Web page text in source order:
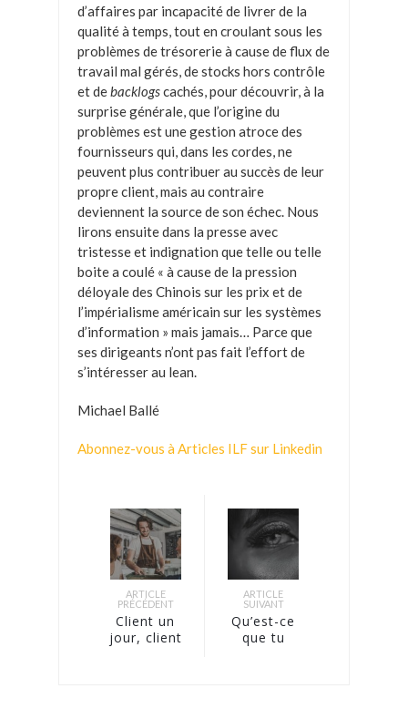
d’affaires par incapacité de livrer de la
qualité à temps, tout en croulant sous les
problèmes de trésorerie à cause de flux de
travail mal gérés, de stocks hors contrôle
et debacklogscachés, pour découvrir, à la
surprise générale, que l’origine du
problèmes est une gestion atroce des
fournisseurs qui, dans les cordes, ne
peuvent plus contribuer au succès de leur
propre client, mais au contraire
deviennent la source de son échec. Nous
lirons ensuite dans la presse avec
tristesse et indignation que telle ou telle
boite a coulé « à cause de la pression
déloyale des Chinois sur les prix et de
l’impérialisme américain sur les systèmes
d’information » mais jamais… Parce que
ses dirigeants n’ont pas fait l’effort de
s’intéresser au lean.
Michael Ballé
Abonnez-vous à Articles ILF sur Linkedin
ARTICLE
PRÉCÉDENT
Client un
jour, client
ARTICLE
SUIVANT
Qu’est-ce
que tu